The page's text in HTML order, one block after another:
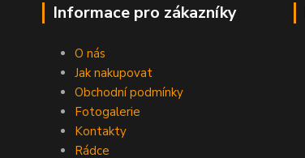
Informace pro zákazníky
O nás
Jak nakupovat
Obchodní podmínky
Fotogalerie
Kontakty
Rádce